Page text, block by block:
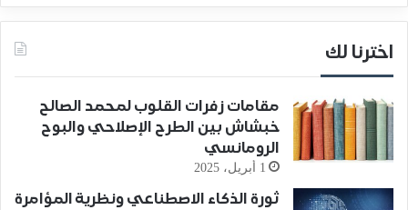
اخترنا لك
مقامات زفرات القلوب لمحمد الصالح
خبشاش بين الطرح الإصلاحي والبوح
الرومانسي
1 أبريل، 2025
ثورة الذكاء الاصطناعي ونظرية المؤامرة